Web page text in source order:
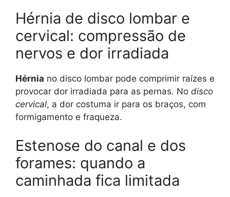
Hérnia de disco lombar e
cervical: compressão de
nervos e dor irradiada
Hérnia no disco lombar pode comprimir raízes e
provocar dor irradiada para as pernas. No disco
cervical, a dor costuma ir para os braços, com
formigamento e fraqueza.
Estenose do canal e dos
forames: quando a
caminhada fica limitada